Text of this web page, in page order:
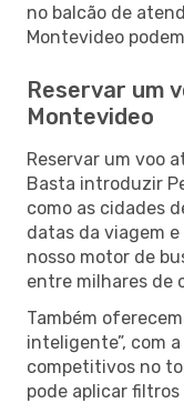
no balcão de
Montevideo
Reservar um
Montevideo
Reservar um voo
Basta introduzir
como as cidades
datas da viagem e
nosso motor de
entre milhares de
Também
inteligente”, com
competitivos no
pode aplicar filtros